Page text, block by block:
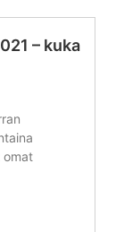
– kuka
omat